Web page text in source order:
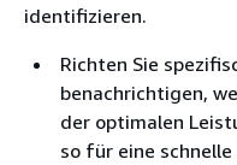
identifizieren.
Richten Sie
benachrichtigen,
der optimalen
so für eine